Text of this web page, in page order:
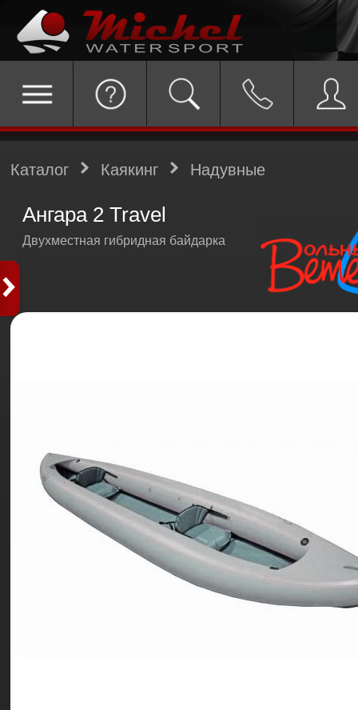
Каталог Каякинг Надувные
Ангара 2 Travel
Двухместная гибридная байдарка